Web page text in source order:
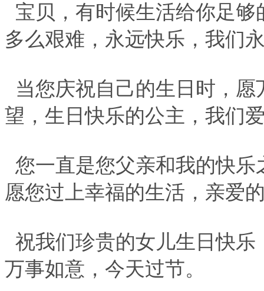
宝贝，有时候生活给你足
多么艰难，永远快乐，我们
当您庆祝自己的生日时，
望，生日快乐的公主，我们
您一直是您父亲和我的快
愿您过上幸福的生活，亲爱
祝我们珍贵的女儿生日快
万事如意，今天过节。